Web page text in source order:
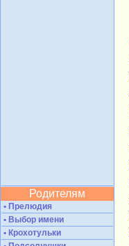
Родителям
• Прелюдия
• Выбор имени
• Крохотульки